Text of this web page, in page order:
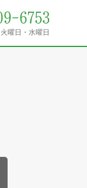
火曜日・水曜日